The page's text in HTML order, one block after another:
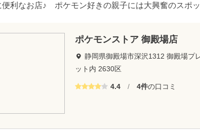
便利なお店♪ ポケモン好きの親子には大興奮のスポッ
ポケモンストア 御殿場店
静岡県御殿場市深沢1312 御殿場プ
ット内 2630区
4.4 / 4件の口コミ